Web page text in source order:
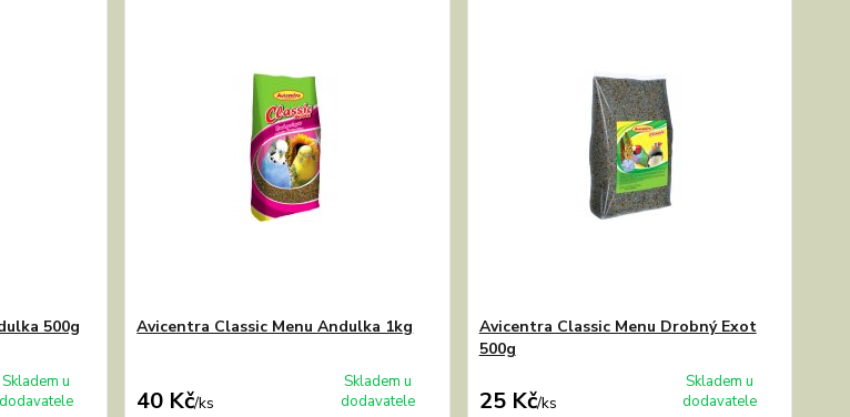
500g
Skladem u
dodavatele
Avicentra Classic Menu Andulka 1kg
40 Kč/ks
Skladem u
dodavatele
Avicentra Classic Menu Drobný Exot
500g
25 Kč/ks
Skladem u
dodavatele